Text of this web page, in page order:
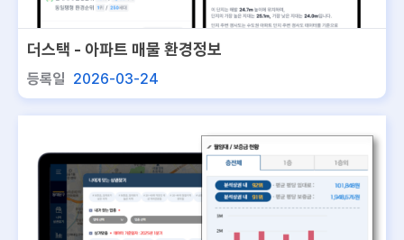
더스택 - 아파트 매물 환경정보
등록일 2026-03-24